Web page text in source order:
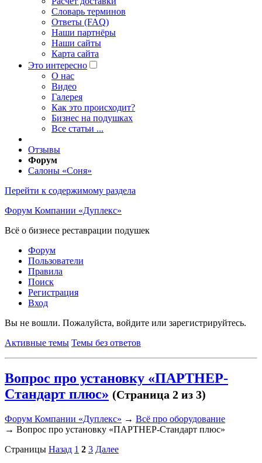
Словарь терминов
Ответы (FAQ)
Наши партнёры
Наши сайты
Карта сайта
Это интересно
O нас
Видео
Галерея
Как это происходит?
Бизнес на подушках
Все статьи ...
Отзывы
Форум
Салоны «Соня»
Перейти к содержимому раздела
Форум Компании «Дуплекс»
Всё о бизнесе реставрации подушек
Форум
Пользователи
Правила
Поиск
Регистрация
Вход
Вы не вошли. Пожалуйста, войдите или зарегистрируйтесь.
Активные темы Темы без ответов
Вопрос про установку «ПАРТНЕР-
Стандарт плюс» (Страница 2 из 3)
Форум Компании «Дуплекс» → Всё про оборудование
→ Вопрос про установку «ПАРТНЕР-Стандарт плюс»
Страницы Назад 1 2 3 Далее